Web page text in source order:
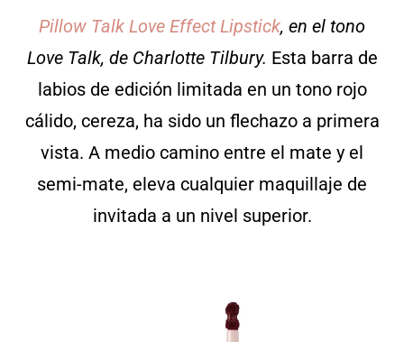
Pillow Talk Love Effect Lipstick, en el tono
Love Talk, de Charlotte Tilbury. Esta barra de
labios de edición limitada en un tono rojo
cálido, cereza, ha sido un flechazo a primera
vista. A medio camino entre el mate y el
semi-mate, eleva cualquier maquillaje de
invitada a un nivel superior.